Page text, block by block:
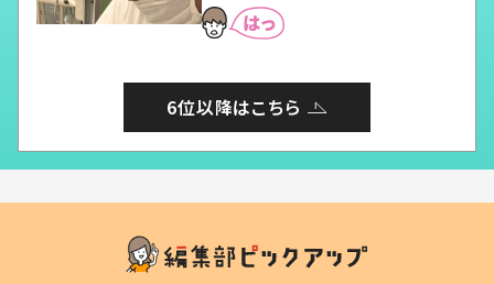
6位以降はこちら